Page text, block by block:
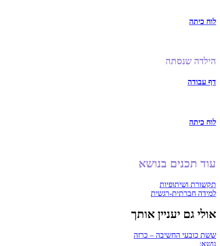
לוח כיתה
הילדה שנסתה
דף עבודה
לוח כיתה
עוד תכנים בנושא
תקשורת ושיתופיות
למידה חברתית-רגשית
אולי גם יעניין אותך
ששת כובעי החשיבה – כרזה
נושא: